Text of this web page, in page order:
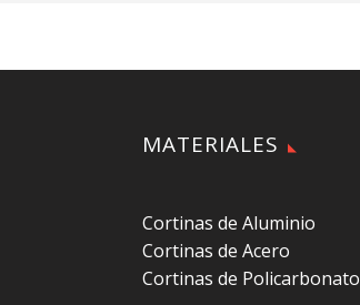
MATERIALES
Cortinas de Aluminio
Cortinas de Acero
Cortinas de Policarbonato